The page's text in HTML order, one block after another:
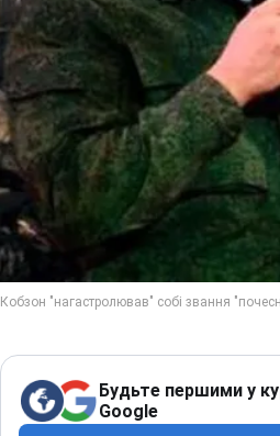
Будьте першими у
Google